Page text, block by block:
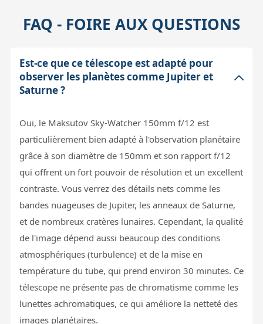
FAQ - FOIRE AUX QUESTIONS
Est-ce que ce télescope est adapté pour
observer les planètes comme Jupiter et
Saturne ?
Oui, le Maksutov Sky-Watcher 150mm f/12 est
particulièrement bien adapté à l'observation planétaire
grâce à son diamètre de 150mm et son rapport f/12
qui offrent un fort pouvoir de résolution et un excellent
contraste. Vous verrez des détails nets comme les
bandes nuageuses de Jupiter, les anneaux de Saturne,
et de nombreux cratères lunaires. Cependant, la qualité
de l'image dépend aussi beaucoup des conditions
atmosphériques (turbulence) et de la mise en
température du tube, qui prend environ 30 minutes. Ce
télescope ne présente pas de chromatisme comme les
lunettes achromatiques, ce qui améliore la netteté des
images planétaires.